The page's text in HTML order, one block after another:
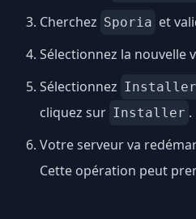
Cherchez Sporia et
Sélectionnez la nouvelle
Sélectionnez Installer
cliquez sur Installer .
Votre serveur va
Cette opération peut